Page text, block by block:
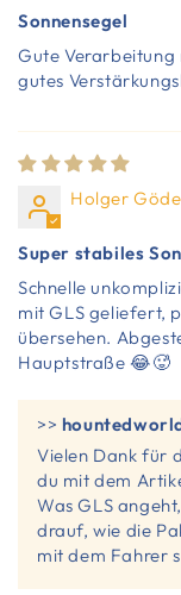
Sonnensegel
Gute Verarbeitung
gutes
Holger
Super stabiles
Schnelle
mit GLS geliefert,
übersehen.
Hauptstraße 😂🥵
>>
Vielen Dank für
du mit dem
Was GLS
drauf, wie die
mit dem Fahrer